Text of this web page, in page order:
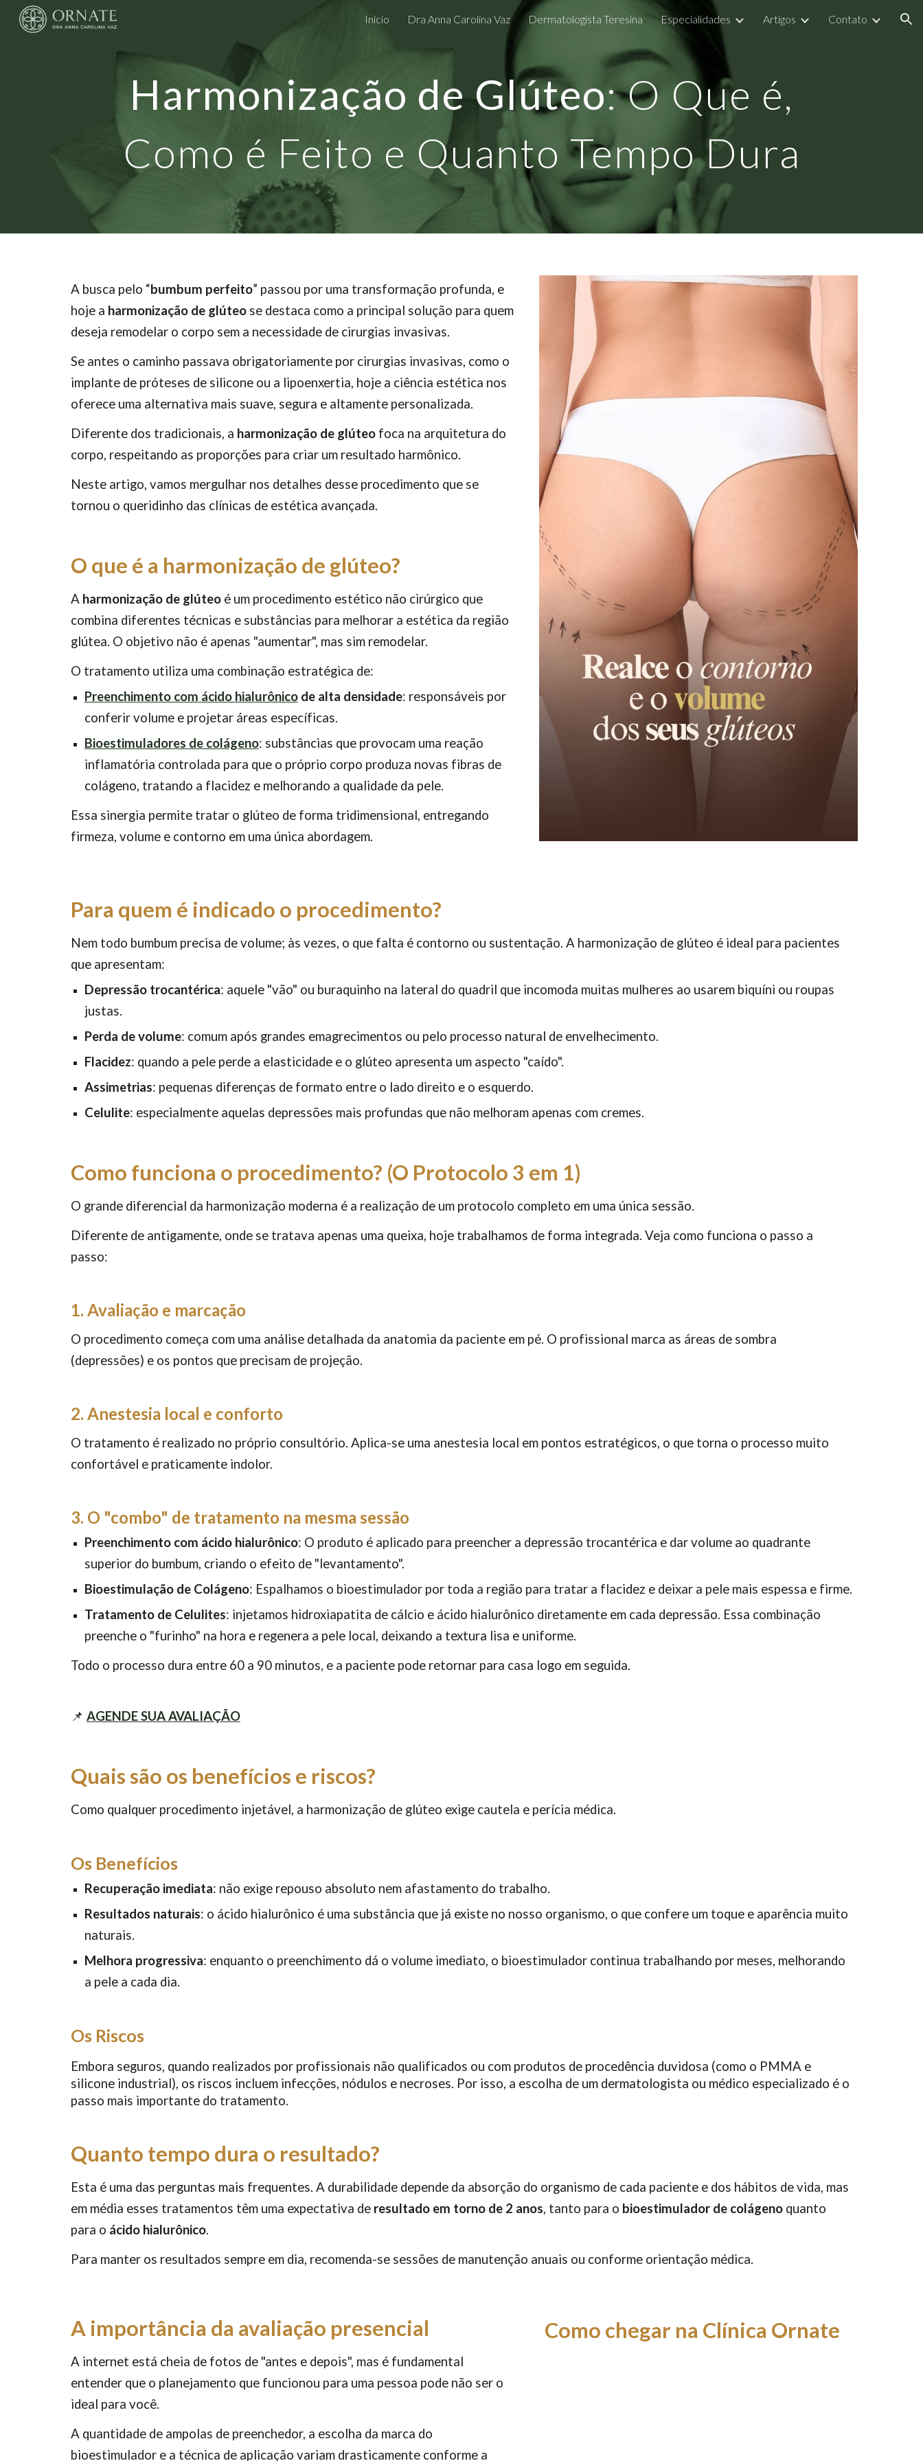
Skip to main content Skip to navigation
Início Dra Anna Carolina Vaz Dermatologista Teresina Especialidades Artigos Contato
Harmonização de Glúteo: O Que é,
Como é Feito e Quanto Tempo Dura
A busca pelo “bumbum perfeito” passou por uma transformação profunda, e
hoje a harmonização de glúteose destaca como a principal solução para quem
deseja remodelar o corpo sem a necessidade de cirurgias invasivas.
Se antes o caminho passava obrigatoriamente por cirurgias invasivas, como o
implante de próteses de silicone ou a lipoenxertia, hoje a ciência estética nos
oferece uma alternativa mais suave, segura e altamente personalizada.
Diferente dos tradicionais, a harmonização de glúteofoca na arquitetura do
corpo, respeitando as proporções para criar um resultado harmônico.
Neste artigo, vamos mergulhar nos detalhes desse procedimento que se
tornou o queridinho das clínicas de estética avançada.
O que é a harmonização de glúteo?
A harmonização de glúteoé um procedimento estético não cirúrgico que
combina diferentes técnicas e substâncias para melhorar a estética da região
glútea. O objetivo não é apenas "aumentar", mas sim remodelar.
O tratamento utiliza uma combinação estratégica de:
Preenchimento com ácido hialurônicode alta densidade: responsáveis por
conferir volume e projetar áreas específicas.
Bioestimuladores de colágeno: substâncias que provocam uma reação
inflamatória controlada para que o próprio corpo produza novas fibras de
colágeno, tratando a flacidez e melhorando a qualidade da pele.
Essa sinergia permite tratar o glúteo de forma tridimensional, entregando
firmeza, volume e contorno em uma única abordagem.
Para quem é indicado o procedimento?
Nem todo bumbum precisa de volume; às vezes, o que falta é contorno ou sustentação. A harmonização de glúteo é ideal para pacientes
que apresentam:
Depressão trocantérica: aquele "vão" ou buraquinho na lateral do quadril que incomoda muitas mulheres ao usarem biquíni ou roupas
justas.
Perda de volume: comum após grandes emagrecimentos ou pelo processo natural de envelhecimento.
Flacidez: quando a pele perde a elasticidade e o glúteo apresenta um aspecto "caído".
Assimetrias: pequenas diferenças de formato entre o lado direito e o esquerdo.
Celulite: especialmente aquelas depressões mais profundas que não melhoram apenas com cremes.
Como funciona o procedimento? (O Protocolo 3 em 1)
O grande diferencial da harmonização moderna é a realização de um protocolo completo em uma única sessão.
Diferente de antigamente, onde se tratava apenas uma queixa, hoje trabalhamos de forma integrada. Veja como funciona o passo a
passo:
1. Avaliação e marcação
O procedimento começa com uma análise detalhada da anatomia da paciente em pé. O profissional marca as áreas de sombra
(depressões) e os pontos que precisam de projeção.
2. Anestesia local e conforto
O tratamento é realizado no próprio consultório. Aplica-se uma anestesia local em pontos estratégicos, o que torna o processo muito
confortável e praticamente indolor.
3. O "combo" de tratamento na mesma sessão
Preenchimento com ácido hialurônico: O produto é aplicado para preencher a depressão trocantérica e dar volume ao quadrante
superior do bumbum, criando o efeito de "levantamento".
Bioestimulação de Colágeno: Espalhamos o bioestimulador por toda a região para tratar a flacidez e deixar a pele mais espessa e firme.
Tratamento de Celulites: injetamos hidroxiapatita de cálcio e ácido hialurônico diretamente em cada depressão. Essa combinação
preenche o "furinho" na hora e regenera a pele local, deixando a textura lisa e uniforme.
Todo o processo dura entre 60 a 90 minutos, e a paciente pode retornar para casa logo em seguida.
📌 AGENDE SUA AVALIAÇÃO
Quais são os benefícios e riscos?
Como qualquer procedimento injetável, a harmonização de glúteo exige cautela e perícia médica.
Os Benefícios
Recuperação imediata: não exige repouso absoluto nem afastamento do trabalho.
Resultados naturais: o ácido hialurônico é uma substância que já existe no nosso organismo, o que confere um toque e aparência muito
naturais.
Melhora progressiva: enquanto o preenchimento dá o volume imediato, o bioestimulador continua trabalhando por meses, melhorando
a pele a cada dia.
Os Riscos
Embora seguros, quando realizados por profissionais não qualificados ou com produtos de procedência duvidosa (como o PMMA e
silicone industrial), os riscos incluem infecções, nódulos e necroses. Por isso, a escolha de um dermatologista ou médico especializado é o
passo mais importante do tratamento.
Quanto tempo dura o resultado?
Esta é uma das perguntas mais frequentes. A durabilidade depende da absorção do organismo de cada paciente e dos hábitos de vida, mas
em média esses tratamentos têm uma expectativa de resultado em torno de 2 anos, tanto para o bioestimulador de colágenoquanto
para o ácido hialurônico.
Para manter os resultados sempre em dia, recomenda-se sessões de manutenção anuais ou conforme orientação médica.
A importância da avaliação presencial
A internet está cheia de fotos de "antes e depois", mas é fundamental
entender que o planejamento que funcionou para uma pessoa pode não ser o
ideal para você.
A quantidade de ampolas de preenchedor, a escolha da marca do
bioestimulador e a técnica de aplicação variam drasticamente conforme a
Como chegar na Clínica Ornate